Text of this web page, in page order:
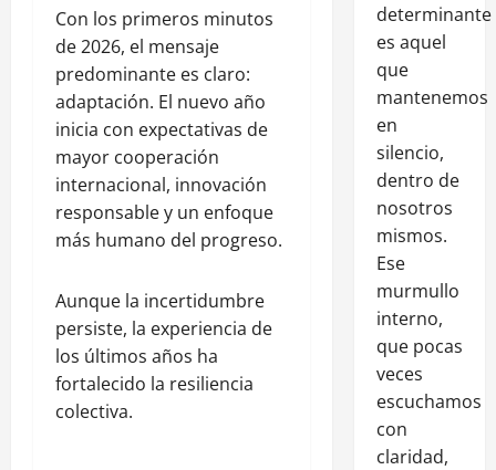
Con los primeros minutos
de 2026, el mensaje
predominante es claro:
adaptación. El nuevo año
inicia con expectativas de
mayor cooperación
internacional, innovación
responsable y un enfoque
más humano del progreso.
Aunque la incertidumbre
persiste, la experiencia de
los últimos años ha
fortalecido la resiliencia
colectiva.
determinante
es aquel
que
mantenemos
en
silencio,
dentro de
nosotros
mismos.
Ese
murmullo
interno,
que pocas
veces
escuchamos
con
claridad,